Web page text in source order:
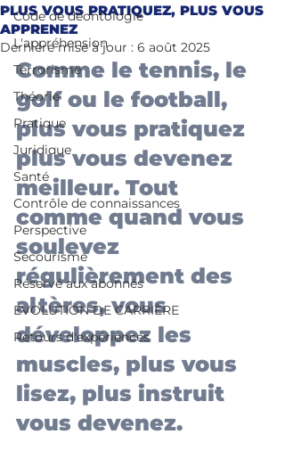
Code de déontologie
L'appréhension
Terrorisme
Théorie
Pratique
Juridique
Santé
Contrôle de connaissances
Perspective
Secourisme
Réservé aux abonnés
ÉVOLUTION DE CARRIÈRE
Retours d'expériences
PLUS VOUS PRATIQUEZ, PLUS VOUS
APPRENEZ
Dernière mise à jour : 6 août 2025
Comme le tennis, le
golf ou le football,
plus vous pratiquez
plus vous devenez
meilleur. Tout
comme quand vous
soulevez
régulièrement des
altères, vous
développez les
muscles, plus vous
lisez, plus instruit
vous devenez.